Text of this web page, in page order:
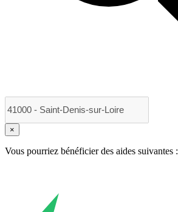
×
Vous pourriez bénéficier des aides suivantes :